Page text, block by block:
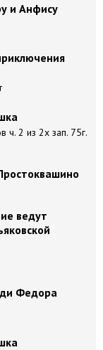
и Анфису
ч. 2 из 2х зап. 75г.
ведут
Федора